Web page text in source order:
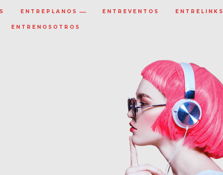
ENTREPLANOS ENTREVENTOS ENTRELINKS
ENTRENOSOTROS